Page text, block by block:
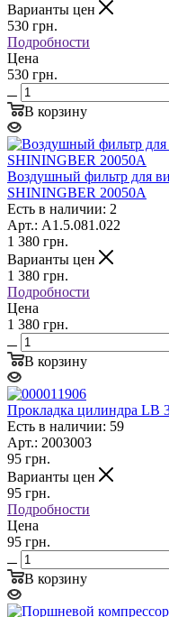
Варианты цен
530 грн.
Подробности
Цена
530 грн.
В корзину
Воздушный фильтр для
SHININGBER 20050A
Есть в наличии: 2
Арт.: A1.5.081.022
1 380 грн.
Варианты цен
1 380 грн.
Подробности
Цена
1 380 грн.
В корзину
Прокладка цилиндра LB
Есть в наличии: 59
Арт.: 2003003
95 грн.
Варианты цен
95 грн.
Подробности
Цена
95 грн.
В корзину